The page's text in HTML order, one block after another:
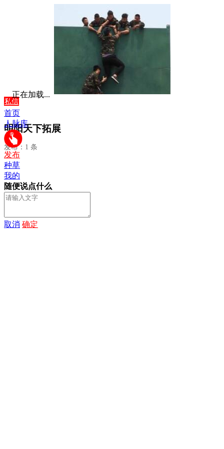
私信
明阳天下拓展
发布：1 条
正在加载...
首页
人脉库
发布
种草
我的
随便说点什么
取消 确定